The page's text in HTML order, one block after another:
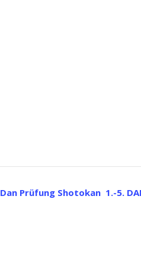
Dan Prüfung Shotokan 1.-5.